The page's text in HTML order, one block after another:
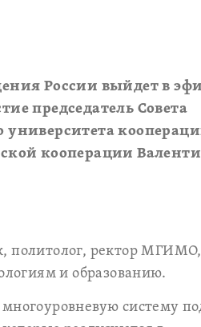
России выйдет в
председатель Совета
кооперации
политолог, ректор МГИМО,
и образованию.
систему